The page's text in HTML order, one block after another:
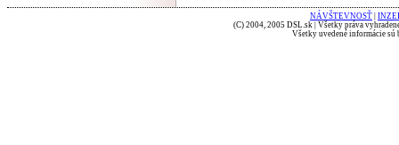
NÁVŠTEVNOSŤ
(C) 2004, 2005 DSL.sk | Všetky práva
Všetky uvedené informácie sú